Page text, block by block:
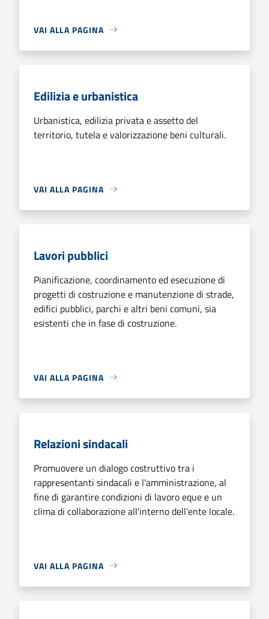
VAI ALLA PAGINA
Edilizia e urbanistica
Urbanistica, edilizia privata e assetto del
territorio, tutela e valorizzazione beni culturali.
VAI ALLA PAGINA
Lavori pubblici
Pianificazione, coordinamento ed esecuzione di
progetti di costruzione e manutenzione di strade,
edifici pubblici, parchi e altri beni comuni, sia
esistenti che in fase di costruzione.
VAI ALLA PAGINA
Relazioni sindacali
Promuovere un dialogo costruttivo tra i
rappresentanti sindacali e l'amministrazione, al
fine di garantire condizioni di lavoro eque e un
clima di collaborazione all'interno dell'ente locale.
VAI ALLA PAGINA